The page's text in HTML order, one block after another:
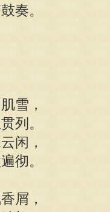
奏。
雪，
列。
闲，
彻。
屑，